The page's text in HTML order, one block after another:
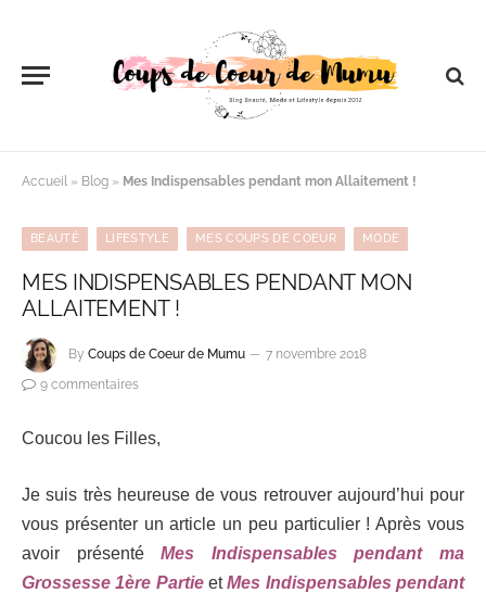
Accueil » Blog » Mes Indispensables pendant mon Allaitement !
BEAUTÉ LIFESTYLE MES COUPS DE COEUR MODE
MES INDISPENSABLES PENDANT MON
ALLAITEMENT !
By Coups de Coeur de Mumu
7 novembre 2018
9 commentaires
Coucou les Filles,
Je suis très heureuse de vous retrouver aujourd’hui pour
vous présenter un article un peu particulier ! Après vous
avoir présentéMes Indispensables pendant ma
Grossesse 1ère PartieetMes Indispensables pendant